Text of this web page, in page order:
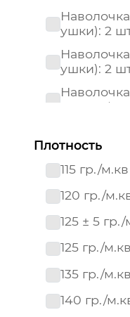
ушки): 2
ушки): 2
шт. - 50*70
шт. - 70*70
1 шт. -
Плотность
115 гр./м.кв
120 гр./
125 ± 5 гр./
125 гр./м.кв
135 гр./
140 гр./